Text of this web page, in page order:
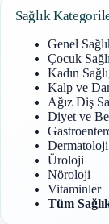
Sağlık
Genel
Çocuk
Kadın
Kalp ve
Ağız Diş
Diyet ve
Dermatoloji
Üroloji
Nöroloji
Vitaminler
Tüm